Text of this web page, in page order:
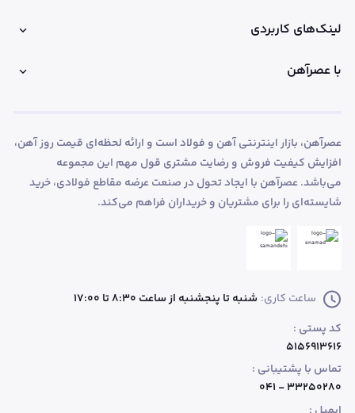
لینک‌های کاربردی
با عصرآهن
عصرآهن، بازار اینترنتی آهن و فولاد است و ارائه لحظه‌ای قیمت روز آهن،
افزایش کیفیت فروش و رضایت مشتری قول مهم این مجموعه
می‌باشد. عصرآهن با ایجاد تحول در صنعت عرضه مقاطع فولادی، خرید
شایسته‌ای را برای مشتریان و خریداران فراهم می‌کند.
ساعت کاری: شنبه تا پنجشنبه از ساعت 8:30 تا 17:00
کد پستی :
۵۱۵۶۹۱۳۶۱۶
تماس با پشتیبانی :
۳۳۲۵۰۲۸۰ - ۰۴۱